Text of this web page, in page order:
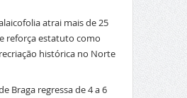
atrai mais de 25
reforça estatuto como
histórica no Norte
Braga regressa de 4 a 6